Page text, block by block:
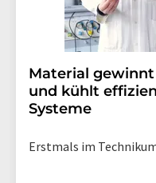
Material gewinnt
und kühlt
Systeme
Erstmals im